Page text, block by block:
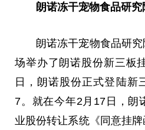
朗诺冻干宠物食品研究
朗诺冻干宠物食品研
场举办了朗诺股份新三板
日，朗诺股份正式登陆新
7。就在今年2月17日，朗
业股份转让系统《同意挂